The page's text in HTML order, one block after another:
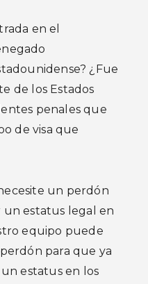
en el
¿Fue
de los Estados
penales que
de visa que
un perdón
estatus legal en
equipo puede
para que ya
estatus en los